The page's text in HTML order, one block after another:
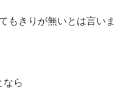
もきりが無いとは言いま
なら